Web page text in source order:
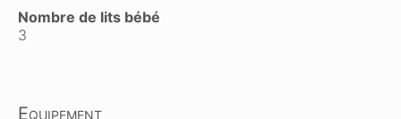
Nombre de lits bébé
3
Equipement